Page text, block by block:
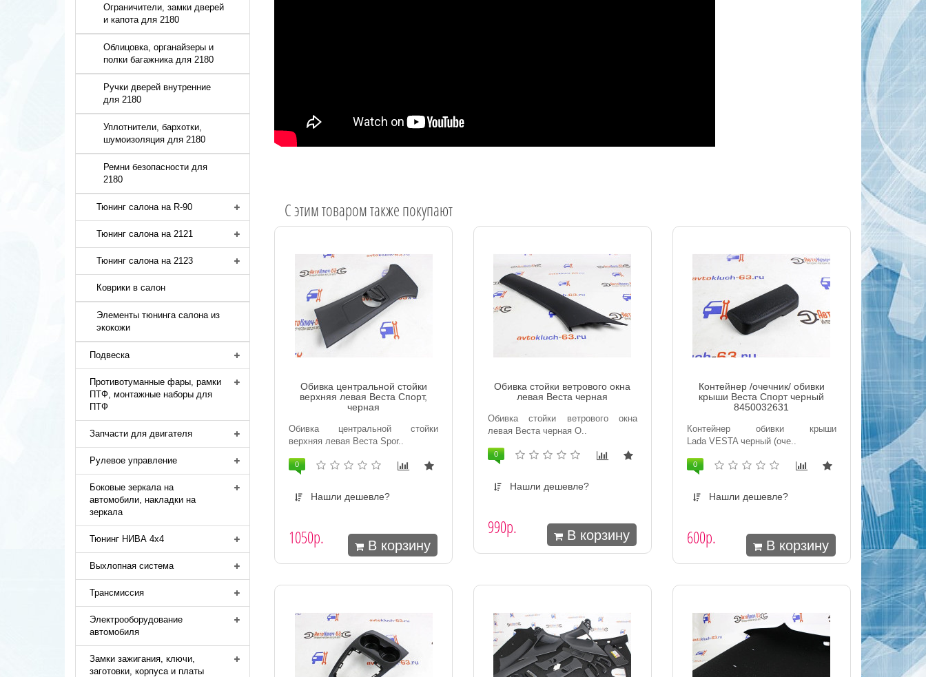
Ограничители, замки дверей
и капота для 2180
Облицовка, органайзеры и
полки багажника для 2180
Ручки дверей внутренние
для 2180
Уплотнители, бархотки,
шумоизоляция для 2180
Ремни безопасности для
2180
Тюнинг салона на R-90
Тюнинг салона на 2121
Тюнинг салона на 2123
Коврики в салон
Элементы тюнинга салона из
экокожи
Подвеска
Противотуманные фары, рамки
ПТФ, монтажные наборы для
ПТФ
Запчасти для двигателя
Рулевое управление
Боковые зеркала на
автомобили, накладки на
зеркала
Тюнинг НИВА 4х4
Выхлопная система
Трансмиссия
Электрооборудование
автомобиля
Замки зажигания, ключи,
заготовки, корпуса и платы
C этим товаром также покупают
Обивка центральной стойки
верхняя левая Веста Спорт,
черная
Обивка центральной стойки
верхняя левая Веста Spor..
0
Нашли дешевле?
1050р. В корзину
Обивка стойки ветрового окна
левая Веста черная
Обивка стойки ветрового окна
левая Веста черная О..
0
Нашли дешевле?
990р. В корзину
Контейнер /очечник/ обивки
крыши Веста Спорт черный
8450032631
Контейнер обивки крыши
Lada VESTA черный (оче..
0
Нашли дешевле?
600р. В корзину